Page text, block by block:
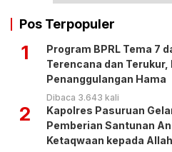
Pos Terpopuler
1
Program BPRL Tema 7
Terencana dan
Penanggulangan Hama
Dibaca 3.643 kali
2
Kapolres Pasuruan
Pemberian Santunan
Ketaqwaan kepada Allah